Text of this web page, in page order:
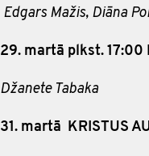
Edgars Mažis, Diāna
29. martā plkst. 17:00
Džanete Tabaka
31. martā KRISTUS